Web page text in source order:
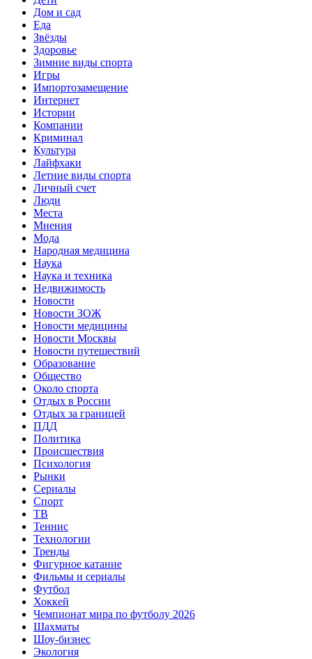
Дом и сад
Еда
Звёзды
Здоровье
Зимние виды спорта
Игры
Импортозамещение
Интернет
Истории
Компании
Криминал
Культура
Лайфхаки
Летние виды спорта
Личный счет
Люди
Места
Мнения
Мода
Народная медицина
Наука
Наука и техника
Недвижимость
Новости
Новости ЗОЖ
Новости медицины
Новости Москвы
Новости путешествий
Образование
Общество
Около спорта
Отдых в России
Отдых за границей
ПДД
Политика
Происшествия
Психология
Рынки
Сериалы
Спорт
ТВ
Теннис
Технологии
Тренды
Фигурное катание
Фильмы и сериалы
Футбол
Хоккей
Чемпионат мира по футболу 2026
Шахматы
Шоу-бизнес
Экология